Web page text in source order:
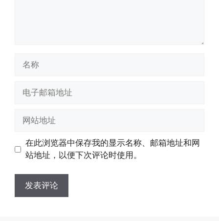
址
址
在此浏览器中保存我的显示名称、邮箱地址和网
站地址，以便下次评论时使用。